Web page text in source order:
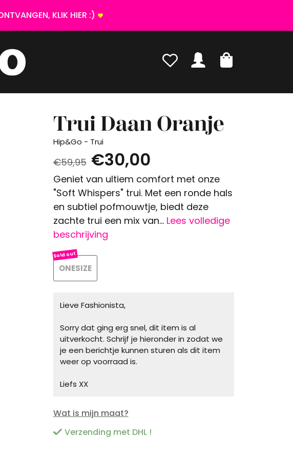
KLIK HIER :)
Trui Daan Oranje
Hip&Go - Trui
€59,95 €30,00
Geniet van ultiem comfort met onze
"Soft Whispers" trui. Met een ronde hals
en subtiel pofmouwtje, biedt deze
zachte trui een mix van... Lees volledige
beschrijving
ONESIZE
Lieve Fashionista,
Sorry dat ging erg snel, dit item is al
uitverkocht. Schrijf je hieronder in zodat we
je een berichtje kunnen sturen als dit item
weer op voorraad is.
Liefs XX
Wat is mijn maat?
Verzending met DHL !